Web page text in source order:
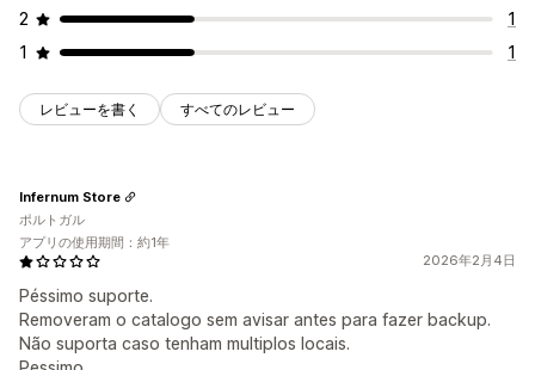
2
1
1
1
レビューを書く すべてのレビュー
2026年2月4日
Péssimo suporte.
Removeram o catalogo sem avisar antes para fazer backup.
Não suporta caso tenham multiplos locais.
Infernum Store
ポルトガル
アプリの使用期間：約1年